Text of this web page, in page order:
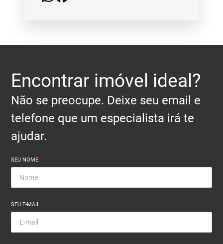
Encontrar imóvel ideal?
Não se preocupe. Deixe seu email e
telefone que um especialista irá te
ajudar.
SEU NOME*
SEU E-MAIL*